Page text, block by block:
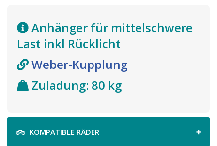
Anhänger für mittelschwere
Last inkl Rücklicht
Weber-Kupplung
Zuladung: 80 kg
KOMPATIBLE RÄDER